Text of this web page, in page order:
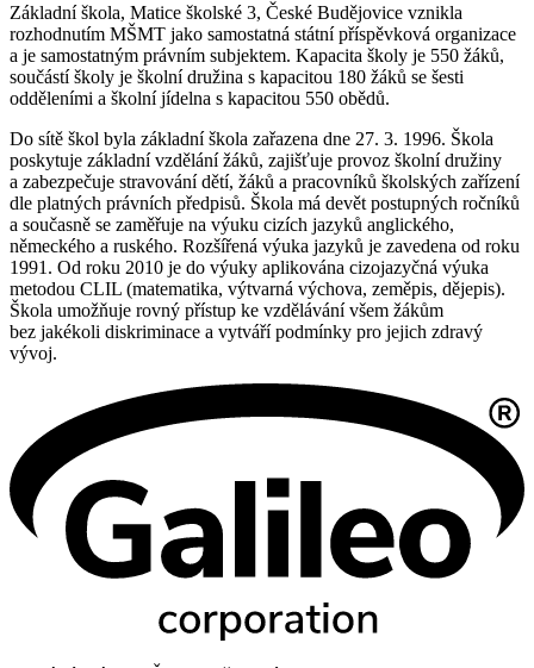
Základní škola, Matice školské 3, České Budějovice vznikla
rozhodnutím MŠMT jako samostatná státní příspěvková organizace
a je samostatným právním subjektem. Kapacita školy je 550 žáků,
součástí školy je školní družina s kapacitou 180 žáků se šesti
odděleními a školní jídelna s kapacitou 550 obědů.
Do sítě škol byla základní škola zařazena dne 27. 3. 1996. Škola
poskytuje základní vzdělání žáků, zajišťuje provoz školní družiny
a zabezpečuje stravování dětí, žáků a pracovníků školských zařízení
dle platných právních předpisů. Škola má devět postupných ročníků
a současně se zaměřuje na výuku cizích jazyků anglického,
německého a ruského. Rozšířená výuka jazyků je zavedena od roku
1991. Od roku 2010 je do výuky aplikována cizojazyčná výuka
metodou CLIL (matematika, výtvarná výchova, zeměpis, dějepis).
Škola umožňuje rovný přístup ke vzdělávání všem žákům
bez jakékoli diskriminace a vytváří podmínky pro jejich zdravý
vývoj.